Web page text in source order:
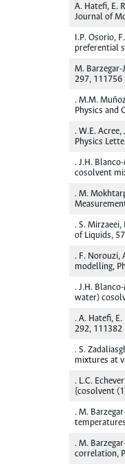
A. Hatefi, E.
Journal of
I.P. Osorio,
preferential
M.
297,
. M.M.
Physics and
. W.E.
Physics
. J.H.
cosolvent
. M.
. S.
of Liquids,
. F. Norouzi,
modelling,
. J.H.
water)
. A. Hatefi,
292,
. S.
mixtures at
. L.C.
{cosolvent
. M.
. M.
correlation,